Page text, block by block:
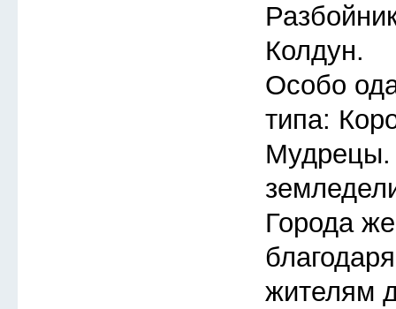
Колдун.
Особо
типа:
Мудрецы.
Города
жителям